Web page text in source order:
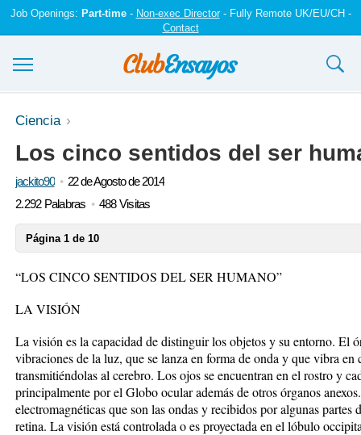
Job Openings: Part-time- Non-exec Director- Fully Remote UK/EU/CH -
Contact
Ensayos y trabajos
Registrarse
Iniciar sesión
Ciencia
Los cinco sentidos del ser
jackito90
22 de Agosto de 2014
2.292 Palabras
488 Visitas
Página 1 de 10
“LOS CINCO SENTIDOS DEL SER HUMANO”
LA VISIÓN
La visión es la capacidad de distinguir los objetos y su entorno. El
vibraciones de la luz, que se lanza en forma de onda y que vibra
transmitiéndolas al cerebro. Los ojos se encuentran en el rostro y
principalmente por el Globo ocular además de otros órganos
electromagnéticas que son las ondas y recibidos por algunas
retina. La visión está controlada o es proyectada en el lóbulo